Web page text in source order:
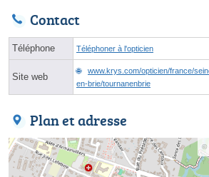
Contact
Téléphone Téléphoner à l'opticien
Site web
www.krys.com/opticien/france/
en-brie/tournanenbrie
Plan et adresse
©